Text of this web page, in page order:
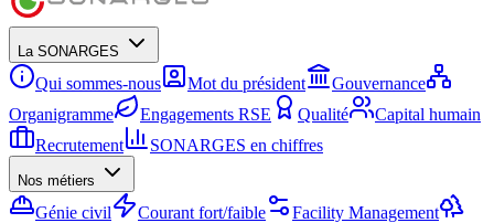
La SONARGES
Qui sommes-nous Mot du président
Gouvernance
Organigramme
Engagements RSE Qualité
Capital humain
Recrutement
SONARGES en chiffres
Nos métiers
Génie civil Courant fort/faible
Facility Management